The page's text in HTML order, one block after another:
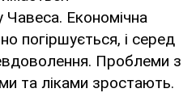
Чавеса. Економічна
погіршується, і серед
Проблеми з
та ліками зростають.